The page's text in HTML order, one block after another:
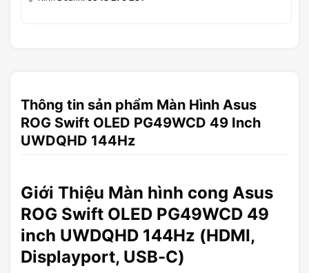
Thông tin sản phẩm Màn Hình Asus
ROG Swift OLED PG49WCD 49 Inch
UWDQHD 144Hz
Giới Thiệu Màn hình cong Asus
ROG Swift OLED PG49WCD 49
inch UWDQHD 144Hz (HDMI,
Displayport, USB-C)